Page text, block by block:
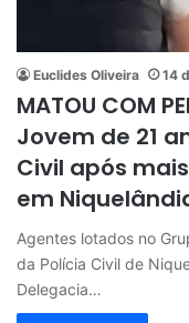
Euclides Oliveira 14
MATOU COM
Jovem de 21
Civil após
em
Agentes lotados no
da Polícia Civil de
Delegacia…